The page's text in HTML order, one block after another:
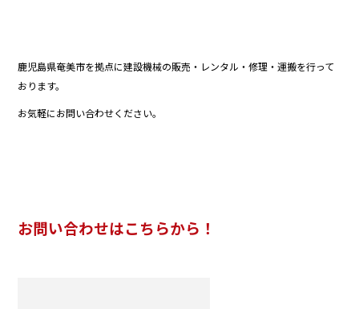
鹿児島県奄美市を拠点に建設機械の販売・レンタル・修理・運搬を行って
おります。
お気軽にお問い合わせください。
お問い合わせはこちらから！